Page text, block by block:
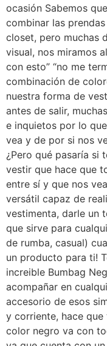
ocasión Sabemos
combinar las
closet, pero muchas
visual, nos miramos
con esto” “no me
combinación de
nuestra forma de
antes de salir,
e inquietos por lo
vea y de por si nos
¿Pero qué pasaría si
vestir que hace que
entre sí y que nos
versátil capaz de
vestimenta, darle un
que sirve para
de rumba, casual)
un producto para ti!
increible Bumbag
acompañar en
accesorio de esos
y corriente, hace
color negro va con